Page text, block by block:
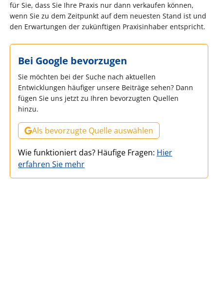
für Sie, dass Sie Ihre Praxis nur dann verkaufen können,
wenn Sie zu dem Zeitpunkt auf dem neuesten Stand ist und
den Erwartungen der zukünftigen Praxisinhaber entspricht.
Bei Google bevorzugen
Sie möchten bei der Suche nach aktuellen
Entwicklungen häufiger unsere Beiträge sehen? Dann
fügen Sie uns jetzt zu Ihren bevorzugten Quellen
hinzu.
Als bevorzugte Quelle auswählen
Wie funktioniert das? Häufige Fragen: Hier
erfahren Sie mehr